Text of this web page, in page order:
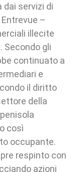
dai servizi di
–
illecite
Secondo gli
continuato a
e
il diritto
della
così
occupante.
respinto con
azioni